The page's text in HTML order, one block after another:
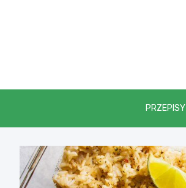
PRZEPISY